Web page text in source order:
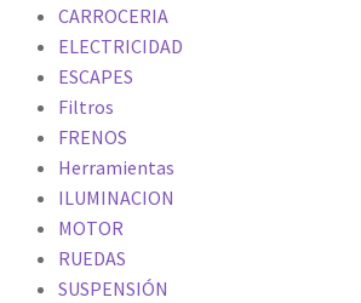
CARROCERIA
ELECTRICIDAD
ESCAPES
Filtros
FRENOS
Herramientas
ILUMINACION
MOTOR
RUEDAS
SUSPENSIÓN